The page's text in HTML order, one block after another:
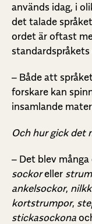
används idag, i
det talade
ordet är oftast
standardspråkets
– Både att
forskare kan
insamlande
Och hur gick det
– Det blev
sockoreller
ankelsockor,
kortstrumpor,
stickasockona